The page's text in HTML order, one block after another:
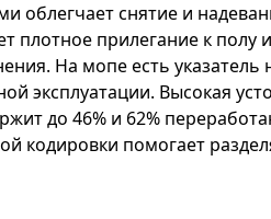
облегчает снятие и
прилегание к полу
На мопе есть
эксплуатации. Высокая
до 46% и 62%
кодировки помогает